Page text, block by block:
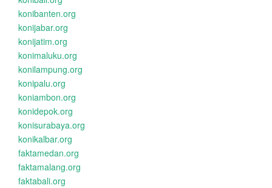
konibanten.org
konijabar.org
konijatim.org
konimaluku.org
konilampung.org
konipalu.org
koniambon.org
konidepok.org
konisurabaya.org
konikalbar.org
faktamedan.org
faktamalang.org
faktabali.org